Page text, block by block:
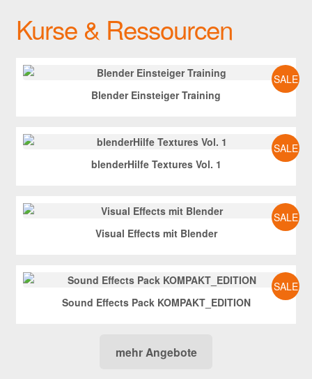
Kurse & Ressourcen
SALE
Blender Einsteiger Training
SALE
blenderHilfe Textures Vol. 1
SALE
Visual Effects mit Blender
SALE
Sound Effects Pack KOMPAKT_EDITION
mehr Angebote